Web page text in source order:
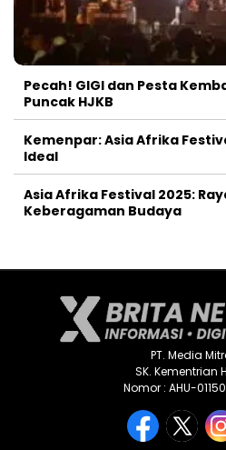
Pecah! GIGI dan Pesta
Puncak HJKB
Kemenpar: Asia Afrika
Ideal
Asia Afrika Festival 2025:
Keberagaman Budaya
PT. Media
SK. Kementrian
Nomor : AHU-